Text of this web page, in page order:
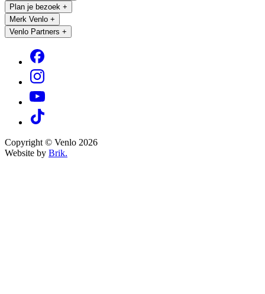
Plan je bezoek +
Merk Venlo +
Venlo Partners +
Copyright © Venlo 2026
Website by Brik.